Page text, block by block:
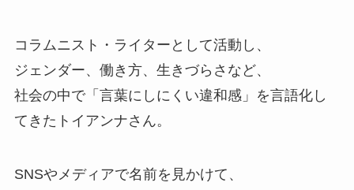
コラムニスト・ライターとして活動し、
ジェンダー、働き方、生きづらさなど、
社会の中で「言葉にしにくい違和感」を言語化し
てきたトイアンナさん。
SNSやメディアで名前を見かけて、